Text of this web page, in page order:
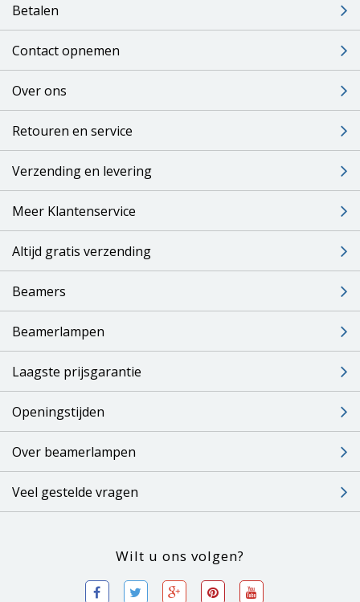
Betalen
Contact opnemen
Over ons
Retouren en service
Verzending en levering
Meer Klantenservice
Altijd gratis verzending
Beamers
Beamerlampen
Laagste prijsgarantie
Openingstijden
Over beamerlampen
Veel gestelde vragen
Wilt u ons volgen?